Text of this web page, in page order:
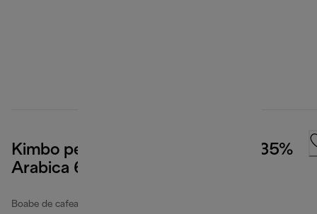
Kimbo pentru De'Longhi, Classic 35%
Arabica 65% Robusta, 1 kg
Boabe de cafea